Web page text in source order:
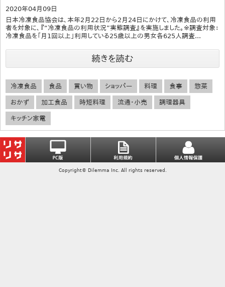
2020年04月09日
日本冷凍食品協会は、本年2月22日から2月24日にかけて、冷凍食品の利用
者を対象に、『“冷凍食品の利用状況”実態調査』を実施しました。※調査対象：
冷凍食品を「月1回以上」利用している25歳以上の男女各625人調査...
続きを読む
冷凍食品 食品 買い物 ショッパー 料理 食事 惣菜
おかず 加工食品 時短料理 流通・小売 調理器具
キッチン家電
Copyright© Dilemma Inc. All rights reserved.